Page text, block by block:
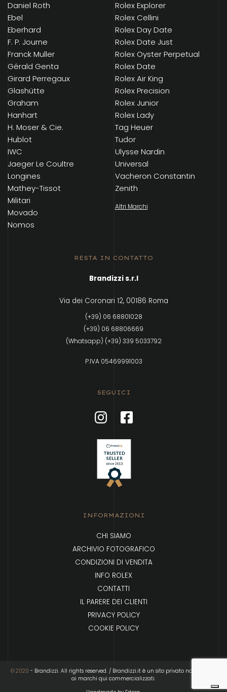
Daniel Roth
Ebel
Eberhard
F. P. Journe
Franck Muller
Gérald Genta
Girard Perregaux
Glashütte
Graham
Hanhart
H. Moser & Cie.
Hublot
IWC
Jaeger Le Coultre
Longines
Mathey-Tissot
Militari
Movado
Nomos
Rolex Explorer
Rolex Cellini
Rolex Day Date
Rolex Date Just
Rolex Oyster Perpetual
Rolex Date
Rolex Air King
Rolex Precision
Rolex Junior
Rolex Lady
Tag Heuer
Tudor
Ulysse Nardin
Universal
Vacheron Constantin
Zenith
Altri Marchi
RESTA IN CONTATTO
Brandizzi s.r.l
Via dei Coronari 12, 00186 Roma
(+39) 06 68801028
(+39) 06 68806669
(Whatsapp) (+39) 339 5033792
P.IVA 05469991003
SEGUICI
INFORMAZIONI
CHI SIAMO
ARCHIVIO FOTOGRAFICO
CONDIZIONI DI VENDITA
INFO ROLEX
CONTATTI
IL PARERE DEI CLIENTI
PRIVACY POLICY
COOKIE POLICY
© 2020 - Brandizzi. All rights reserved. / Brandizzi.it è un sito privato non affiliato
ai marchi qui commercializzati.